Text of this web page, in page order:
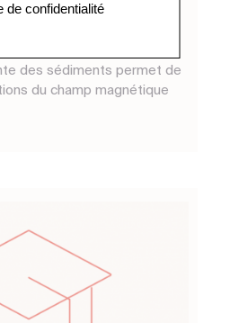
les sédiments
des sédiments permet de
du champ magnétique
de confidentialité